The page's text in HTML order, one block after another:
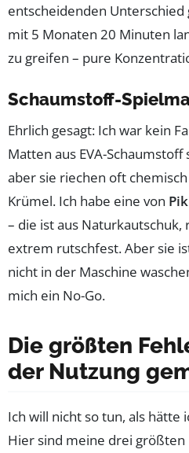
entscheidenden Unterschied
mit 5 Monaten 20 Minuten
zu greifen – pure
Schaumstoff-
Ehrlich gesagt: Ich war kein
Matten aus EVA-Schaumstoff
aber sie riechen oft
Krümel. Ich habe eine von
– die ist aus Naturkautschuk,
extrem rutschfest. Aber sie
nicht in der Maschine
mich ein No-Go.
Die größten
der Nutzung
Ich will nicht so tun, als hätte
Hier sind meine drei größten